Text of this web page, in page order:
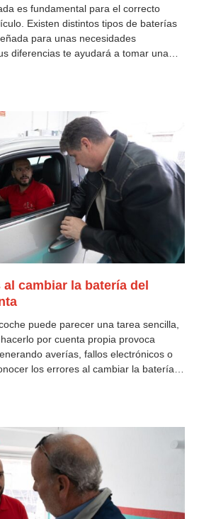
es fundamental para el correcto
Existen distintos tipos de baterías
para unas necesidades
diferencias te ayudará a tomar una
te explicamos los
cambiar la batería del
puede parecer una tarea sencilla,
por cuenta propia provoca
averías, fallos electrónicos o
los errores al cambiar la batería